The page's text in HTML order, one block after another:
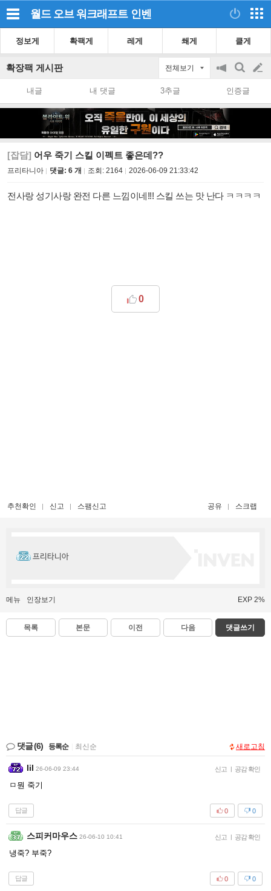
월드 오브 워크래프트 인벤
정보게 확팩게 레게 쐐게 클게
확장팩 게시판 전체보기
공
on/off
검
색
글
쓰
내글 내 댓글 3추글 인증글
[잡담] 어우 죽기 스킬 이펙트 좋은데??
프리타니아 댓글: 6 개 조회: 2164 2026-06-09 21:33:42
전사랑 성기사랑 완전 다른 느낌이네!!! 스킬 쓰는 맛 난다 ㅋㅋㅋㅋ
0
추천확인 신고 스팸신고 공유 스크랩
프리타니아
메뉴 인장보기 EXP 2%
목록 본문 이전 다음 댓글쓰기
댓글(6) 등록순 최신순 새로고침
Iil 26-06-09 23:44 신고 | 공감 확인
ㅁ뭔 죽기
답글 0
0
스피커마우스 26-06-10 10:41 신고 | 공감 확인
냉죽? 부죽?
답글 0
0